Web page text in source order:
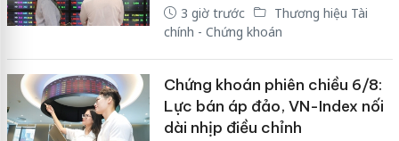
3 giờ trước
Thương hiệu Tài
chính - Chứng khoán
Chứng khoán phiên chiều 6/8:
Lực bán áp đảo, VN-Index nối
dài nhịp điều chỉnh